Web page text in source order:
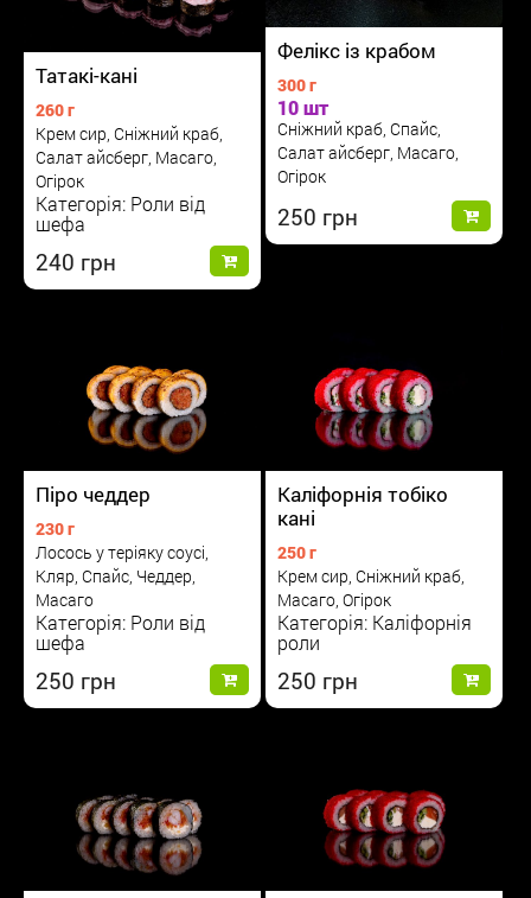
Татакі-кані
260 г
Крем сир, Сніжний краб,
Салат айсберг, Масаго,
Огірок
Категорія: Роли від
шефа
240
Фелікс із крабом
300 г
10 шт
Сніжний краб, Спайс,
Салат айсберг, Масаго,
Огірок
250
Піро чеддер
230 г
Лосось у теріяку соусі,
Кляр, Спайс, Чеддер,
Масаго
Категорія: Роли від
шефа
250
Каліфорнія тобіко
кані
250 г
Крем сир, Сніжний краб,
Масаго, Огірок
Категорія: Каліфорнія
роли
250